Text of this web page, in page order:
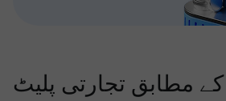
مطابق تجارتی پلیٹ